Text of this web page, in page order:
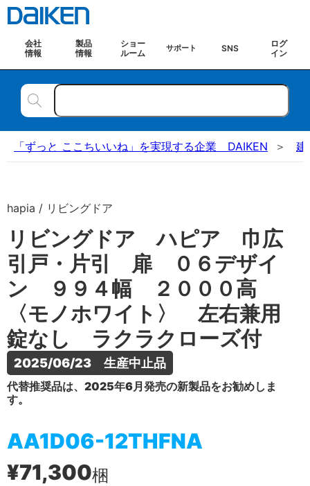
会社
情報
製品
情報
ショー
ルーム
サポート SNS
ログ
イン
「ずっと ここちいいね」を実現する企業 DAIKEN 建
hapia / リビングドア
リビングドア ハピア 巾広
引戸・片引 扉 ０６デザイ
ン ９９４幅 ２０００高
〈モノホワイト〉 左右兼用
錠なし ラクラクローズ付
2025/06/23　生産中止品
代替推奨品は、2025年6月発売の新製品をお勧めしま
す。
AA1D06-12THFNA
¥71,300梱